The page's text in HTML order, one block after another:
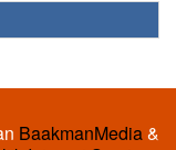
BaakmanMedia&